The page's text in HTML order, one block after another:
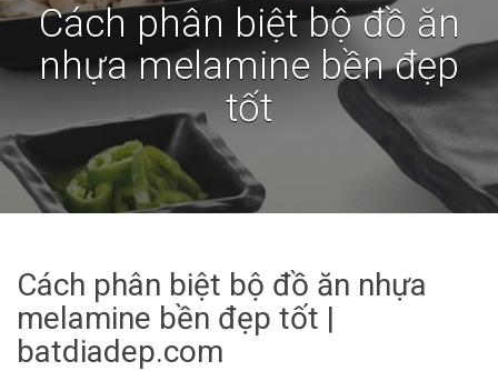
Cách phân biệt bộ đồ ăn
nhựa melamine bền đẹp
tốt
Cách phân biệt bộ đồ ăn nhựa
melamine bền đẹp tốt |
batdiadep.com